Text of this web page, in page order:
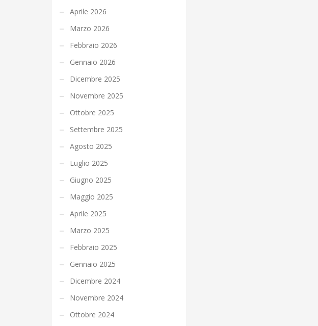
Aprile 2026
Marzo 2026
Febbraio 2026
Gennaio 2026
Dicembre 2025
Novembre 2025
Ottobre 2025
Settembre 2025
Agosto 2025
Luglio 2025
Giugno 2025
Maggio 2025
Aprile 2025
Marzo 2025
Febbraio 2025
Gennaio 2025
Dicembre 2024
Novembre 2024
Ottobre 2024